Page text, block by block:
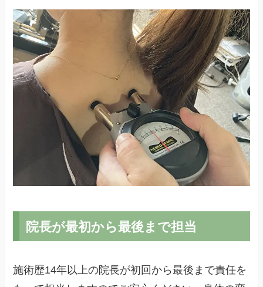
院長が最初から最後まで担当
施術歴14年以上の院長が初回から最後まで責任を